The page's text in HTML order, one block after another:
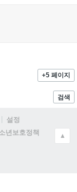
+5 페이지
검색
설정
년보호정책
▲